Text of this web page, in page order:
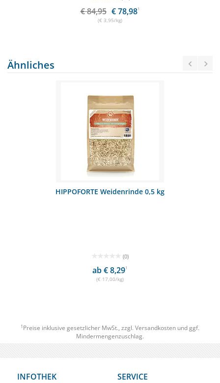
€ 84,95 € 78,981
(€ 3,95/kg)
Ähnliches
HIPPOFORTE Weidenrinde 0,5 kg
(0)
ab € 8,291
(€ 17,00/kg)
1 Preise inklusive gesetzlicher MwSt., zzgl. Versandkosten und ggf.
Mindermengenzuschlag.
INFOTHEK SERVICE